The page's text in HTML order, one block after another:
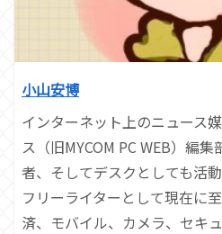
小山安博
インターネット上のニュース
ス（旧MYCOM PC WEB）編
者、そしてデスクとしても活
フリーライターとして現在に
済、モバイル、カメラ、セキ